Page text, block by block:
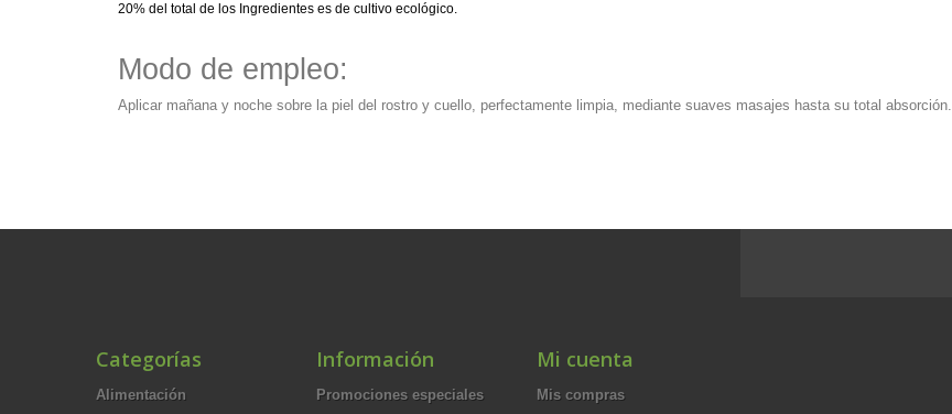
20% del total de los Ingredientes es de cultivo ecológico.
Modo de empleo:
Aplicar mañana y noche sobre la piel del rostro y cuello, perfectamente limpia, mediante suaves masajes hasta su total absorción.
Categorías
Alimentación
Información
Promociones especiales
Mi cuenta
Mis compras